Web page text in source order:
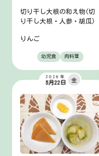
切り干し大根の和え物(切
り干し大根・人参・胡瓜)
りんご
幼児食 肉料理
2026年
5月22日
金